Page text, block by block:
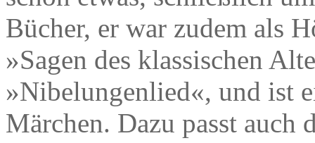
Bücher, er war zudem als
»Sagen des klassischen
»Nibelungenlied«, und ist
Märchen. Dazu passt auch